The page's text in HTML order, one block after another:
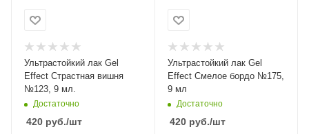
Ультрастойкий лак Gel
Effect Страстная вишня
№123, 9 мл.
Достаточно
420 руб./шт
Ультрастойкий лак Gel
Effect Смелое бордо №175,
9 мл
Достаточно
420руб./шт